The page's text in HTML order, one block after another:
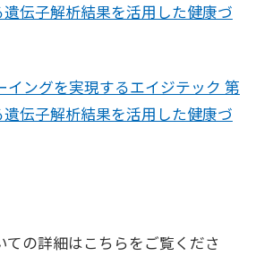
伝子解析結果を活用した健康づ
イングを実現するエイジテック 第
伝子解析結果を活用した健康づ
ての詳細はこちらをご覧くださ